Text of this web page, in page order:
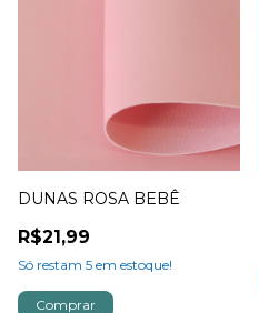
DUNAS ROSA BEBÊ
R$21,99
Só restam 5 em estoque!